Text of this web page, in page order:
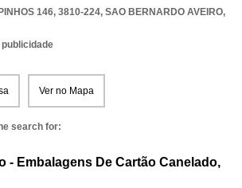
146, 3810-224, SAO BERNARDO AVEIRO,
Ver no Mapa
search for:
- Embalagens De Cartão Canelado,